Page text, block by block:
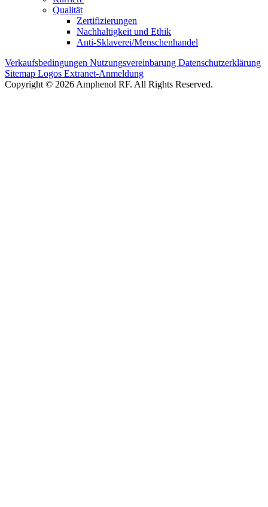
Qualität
Zertifizierungen
Nachhaltigkeit und Ethik
Anti-Sklaverei/Menschenhandel
Verkaufsbedingungen Nutzungsvereinbarung Datenschutzerklärung
Sitemap Logos Extranet-Anmeldung
Copyright © 2026 Amphenol RF. All Rights Reserved.